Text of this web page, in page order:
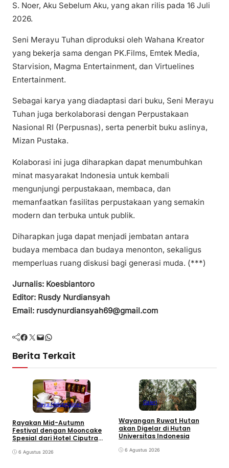
S. Noer, Aku Sebelum Aku, yang akan rilis pada 16 Juli
2026.
Seni Merayu Tuhan diproduksi oleh Wahana Kreator
yang bekerja sama dengan PK.Films, Emtek Media,
Starvision, Magma Entertainment, dan Virtuelines
Entertainment.
Sebagai karya yang diadaptasi dari buku, Seni Merayu
Tuhan juga berkolaborasi dengan Perpustakaan
Nasional RI (Perpusnas), serta penerbit buku aslinya,
Mizan Pustaka.
Kolaborasi ini juga diharapkan dapat menumbuhkan
minat masyarakat Indonesia untuk kembali
mengunjungi perpustakaan, membaca, dan
memanfaatkan fasilitas perpustakaan yang semakin
modern dan terbuka untuk publik.
Diharapkan juga dapat menjadi jembatan antara
budaya membaca dan budaya menonton, sekaligus
memperluas ruang diskusi bagi generasi muda. (***)
Jurnalis: Koesbiantoro
Editor: Rusdy Nurdiansyah
Email: rusdynurdiansyah69@gmail.com
Facebook Twitter Mail WhatsApp
Berita Terkait
Gaya HidupKuliner
Rayakan Mid-Autumn
Festival dengan Mooncake
Spesial dari Hotel Ciputra
6 Agustus 2026
Galeri
Wayangan Ruwat Hutan
akan Digelar di Hutan
Universitas Indonesia
6 Agustus 2026